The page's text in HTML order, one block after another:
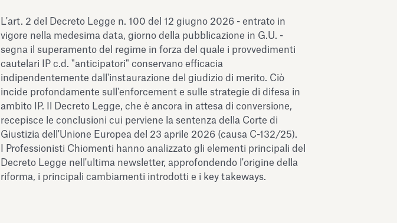
L'art. 2 del Decreto Legge n. 100 del 12 giugno 2026 - entrato in
vigore nella medesima data, giorno della pubblicazione in G.U. -
segna il superamento del regime in forza del quale i provvedimenti
cautelari IP c.d. "anticipatori" conservano efficacia
indipendentemente dall'instaurazione del giudizio di merito. Ciò
incide profondamente sull'enforcement e sulle strategie di difesa in
ambito IP. Il Decreto Legge, che è ancora in attesa di conversione,
recepisce le conclusioni cui perviene la sentenza della Corte di
Giustizia dell'Unione Europea del 23 aprile 2026 (causa C-132/25).
I Professionisti Chiomenti hanno analizzato gli elementi principali del
Decreto Legge nell'ultima newsletter, approfondendo l'origine della
riforma, i principali cambiamenti introdotti e i key takeways.